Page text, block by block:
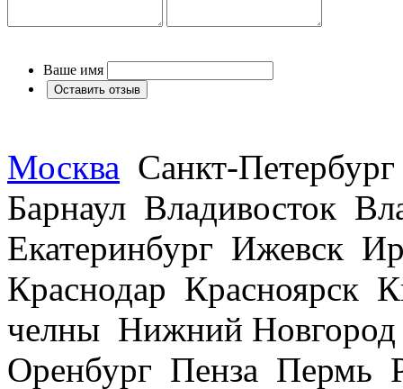
Ваше имя
Москва Санкт-
Барнаул Владивосток
Екатеринбург Ижевск
Краснодар Красноярск
челны Нижний
Оренбург Пенза Пермь